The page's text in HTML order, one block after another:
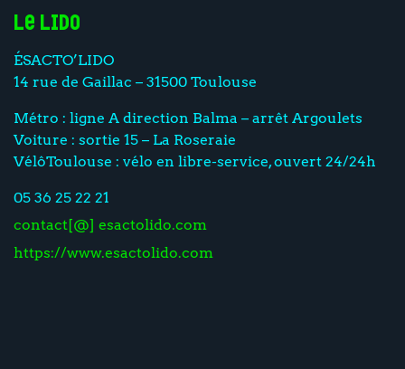
Le Lido
ÉSACTO’LIDO
14 rue de Gaillac – 31500 Toulouse
Métro : ligne A direction Balma – arrêt Argoulets
Voiture : sortie 15 – La Roseraie
VélôToulouse : vélo en libre-service, ouvert 24/24h
05 36 25 22 21
contact[@] esactolido.com
https://www.esactolido.com